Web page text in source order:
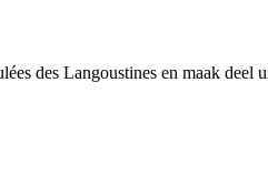
des Langoustines en maak